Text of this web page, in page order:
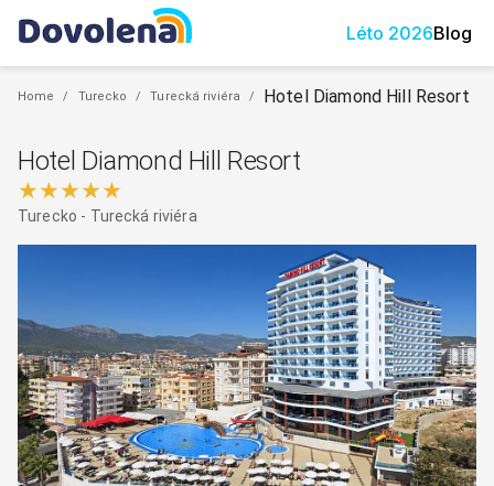
Léto 2026Blog
Home / Turecko / Turecká riviéra / Hotel Diamond Hill Resort
Hotel Diamond Hill Resort
★★★★★
Turecko - Turecká riviéra